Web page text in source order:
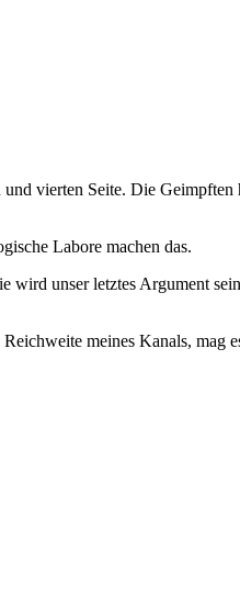
vierten Seite. Die Geimpften
Labore machen das.
wird unser letztes Argument
meines Kanals,